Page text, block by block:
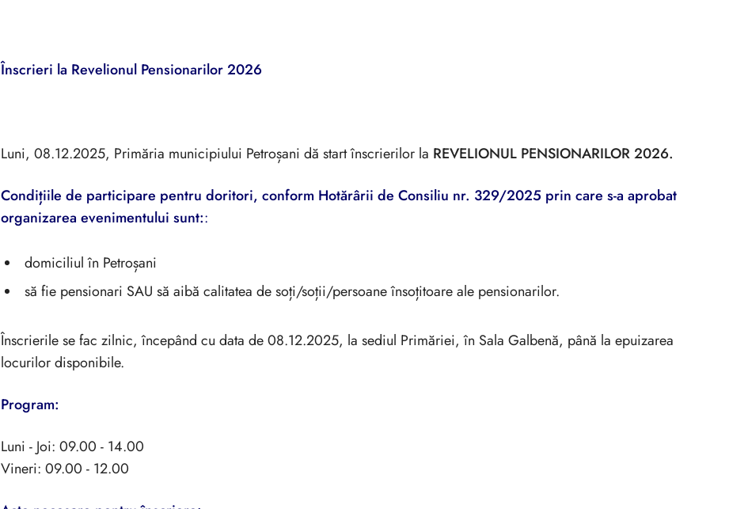
Înscrieri la Revelionul Pensionarilor 2026
Luni, 08.12.2025, Primăria municipiului Petroșani dă start înscrierilor la REVELIONUL PENSIONARILOR 2026.
Condițiile de participare pentru doritori, conform Hotărârii de Consiliu nr. 329/2025 prin care s-a aprobat
organizarea evenimentului sunt::
domiciliul în Petroșani
să fie pensionari SAU să aibă calitatea de soți/soții/persoane însoțitoare ale pensionarilor.
Înscrierile se fac zilnic, începând cu data de 08.12.2025, la sediul Primăriei, în Sala Galbenă, până la epuizarea
locurilor disponibile.
Program:
Luni - Joi: 09.00 - 14.00
Vineri: 09.00 - 12.00